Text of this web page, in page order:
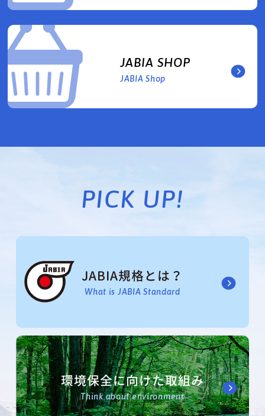
JABIA SHOP
JABIA Shop
PICK UP!
JABIA規格とは？
What is JABIA Standard
環境保全に向けた取組み
Think about environment